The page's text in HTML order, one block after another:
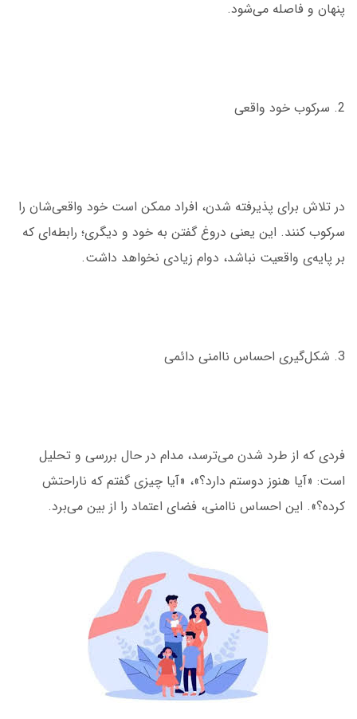
پنهان و فاصله می‌شود.
2. سرکوب خود واقعی
در تلاش برای پذیرفته شدن، افراد ممکن است خود واقعی‌شان را
سرکوب کنند. این یعنی دروغ گفتن به خود و دیگری؛ رابطه‌ای که
بر پایه‌ی واقعیت نباشد، دوام زیادی نخواهد داشت.
3. شکل‌گیری احساس ناامنی دائمی
فردی که از طرد شدن می‌ترسد، مدام در حال بررسی و تحلیل
است: «آیا هنوز دوستم دارد؟»، «آیا چیزی گفتم که ناراحتش
کرده؟». این احساس ناامنی، فضای اعتماد را از بین می‌برد.